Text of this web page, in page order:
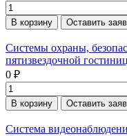
В корзину Оставить
Системы охраны,
пятизвездочной
0 ₽
В корзину Оставить
Система